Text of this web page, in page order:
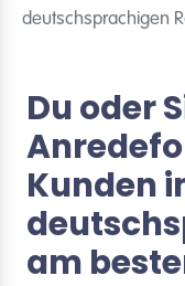
deutschsprachigen
Du oder
Kunden
am